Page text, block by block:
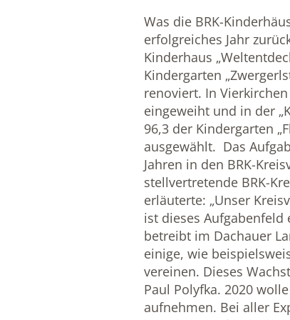
Was die BRK-
erfolgreiches Jahr
Kinderhaus
Kindergarten
renoviert. In
eingeweiht und in der
96,3 der Kindergarten
ausgewählt. Das
Jahren in den BRK-
stellvertretende BRK-
erläuterte: „Unser
ist dieses Aufgabenfeld
betreibt im Dachauer
einige, wie
vereinen. Dieses
Paul Polyfka. 2020
aufnehmen. Bei aller